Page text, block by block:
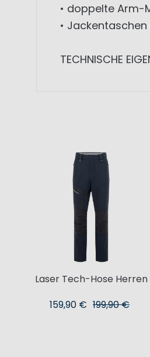
• doppelte Arm-
•
TECHNISCHE
Laser Tech-Hose Herren
159,90 € 199,90 €